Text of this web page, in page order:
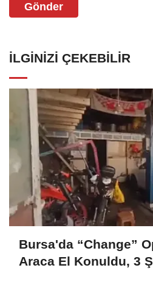
Gönder
İLGINIZI ÇEKEBILIR
Bursa'da “Change”
Araca El Konuldu, 3